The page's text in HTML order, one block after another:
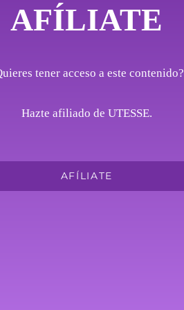
AFÍLIATE
tener acceso a este contenido?
Hazte afiliado de UTESSE.
AFÍLIATE